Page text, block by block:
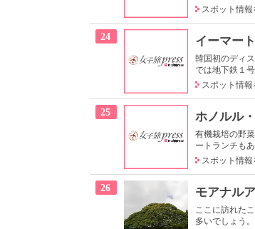
スポット情報
24 イーマート
韓国初のディ
では地下鉄１
スポット情報
25 ホノルル
有機栽培の野
ートランチも
スポット情報
26 モアナル
ここに訪れた
多いでしょう